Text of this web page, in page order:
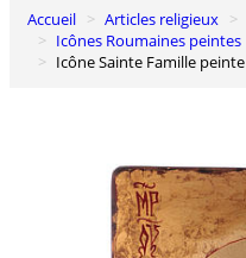
0
Panier
Accueil Articles religieux
Icônes Roumaines peintes
Icône Sainte Famille